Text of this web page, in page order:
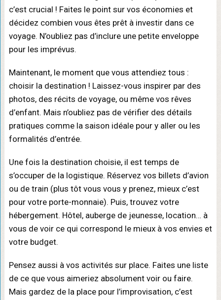
c’est crucial ! Faites le point sur vos économies et
décidez combien vous êtes prêt à investir dans ce
voyage. N’oubliez pas d’inclure une petite enveloppe
pour les imprévus.
Maintenant, le moment que vous attendiez tous :
choisir la destination ! Laissez-vous inspirer par des
photos, des récits de voyage, ou même vos rêves
d’enfant. Mais n’oubliez pas de vérifier des détails
pratiques comme la saison idéale pour y aller ou les
formalités d’entrée.
Une fois la destination choisie, il est temps de
s’occuper de la logistique. Réservez vos billets d’avion
ou de train (plus tôt vous vous y prenez, mieux c’est
pour votre porte-monnaie). Puis, trouvez votre
hébergement. Hôtel, auberge de jeunesse, location… à
vous de voir ce qui correspond le mieux à vos envies et
votre budget.
Pensez aussi à vos activités sur place. Faites une liste
de ce que vous aimeriez absolument voir ou faire.
Mais gardez de la place pour l’improvisation, c’est